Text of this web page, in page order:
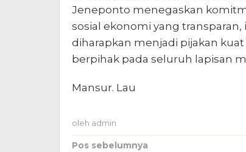
Jeneponto menegaskan
sosial ekonomi yang
diharapkan menjadi pijakan
berpihak pada seluruh lapisan
Mansur. Lau
oleh admin
Navigasi
Pos sebelumnya